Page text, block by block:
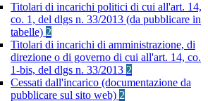
Titolari di incarichi politici di cui all'art. 14,
co. 1, del dlgs n. 33/2013 (da pubblicare in
tabelle) 2
Titolari di incarichi di amministrazione, di
direzione o di governo di cui all'art. 14, co.
1-bis, del dlgs n. 33/2013 2
Cessati dall'incarico (documentazione da
pubblicare sul sito web) 2